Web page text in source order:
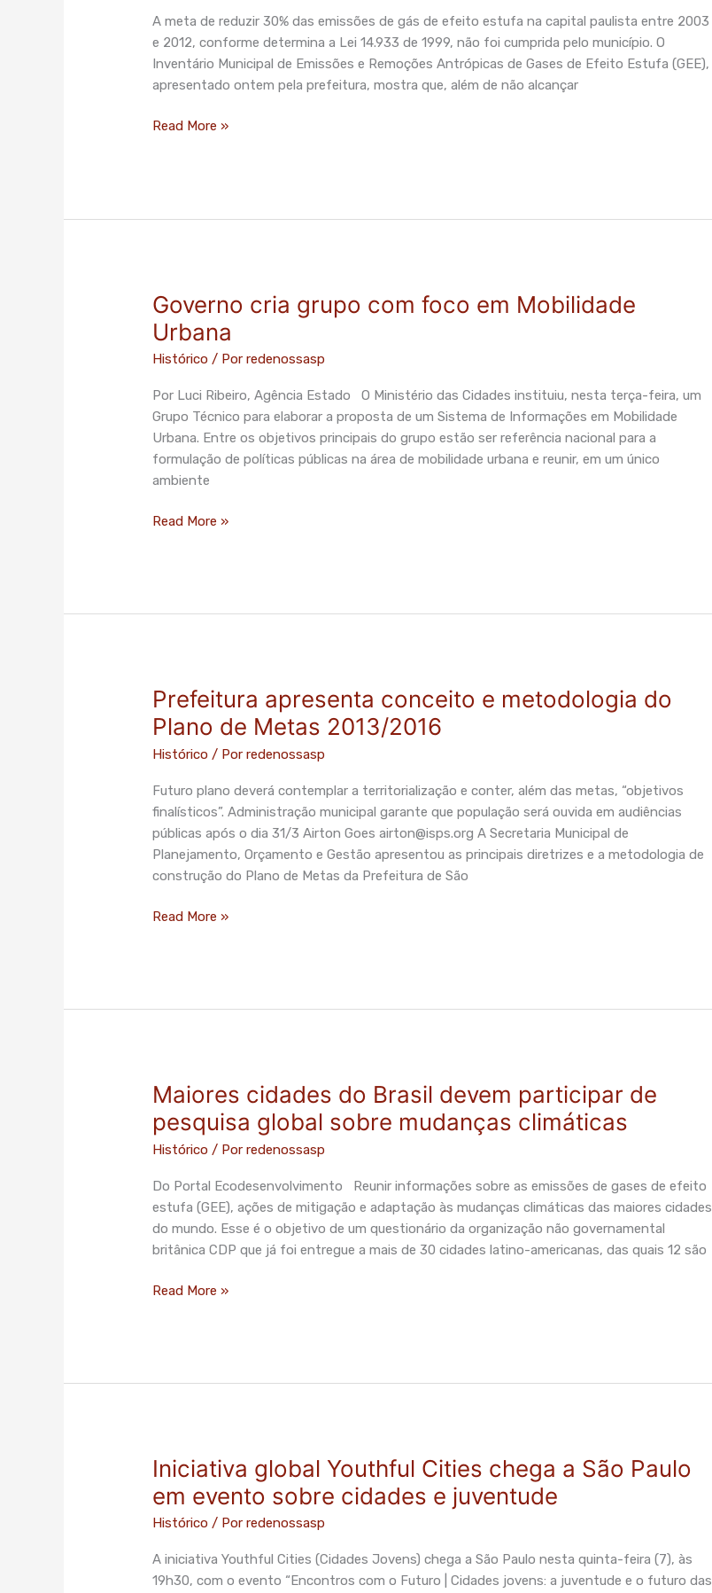
A meta de reduzir 30% das emissões de gás de efeito estufa na capital paulista entre 2003
e 2012, conforme determina a Lei 14.933 de 1999, não foi cumprida pelo município. O
Inventário Municipal de Emissões e Remoções Antrópicas de Gases de Efeito Estufa (GEE),
apresentado ontem pela prefeitura, mostra que, além de não alcançar
emissões
em
Read More »
Governo cria grupo com foco em Mobilidade
Urbana
Histórico / Porredenossasp
Por Luci Ribeiro, Agência Estado O Ministério das Cidades instituiu, nesta terça-feira, um
Grupo Técnico para elaborar a proposta de um Sistema de Informações em Mobilidade
Urbana. Entre os objetivos principais do grupo estão ser referência nacional para a
formulação de políticas públicas na área de mobilidade urbana e reunir, em um único
ambiente
Governo
cria
grupo
com
Mobilidade
Read More »
Prefeitura apresenta conceito e metodologia do
Plano de Metas 2013/2016
Histórico / Porredenossasp
Futuro plano deverá contemplar a territorialização e conter, além das metas, “objetivos
finalísticos”. Administração municipal garante que população será ouvida em audiências
públicas após o dia 31/3 Airton Goesairton@isps.org A Secretaria Municipal de
Planejamento, Orçamento e Gestão apresentou as principais diretrizes e a metodologia de
construção do Plano de Metas da Prefeitura de São
Prefeitura
apresenta
conceito
e
de
Metas
2013/2016
Read More »
Maiores cidades do Brasil devem participar de
pesquisa global sobre mudanças climáticas
Histórico / Porredenossasp
Do Portal Ecodesenvolvimento Reunir informações sobre as emissões de gases de efeito
estufa (GEE), ações de mitigação e adaptação às mudanças climáticas das maiores cidades
do mundo. Esse é o objetivo de um questionário da organização não governamental
britânica CDP que já foi entregue a mais de 30 cidades latino-americanas, das quais 12 são
Maiores
do
Brasil
sobre
Read More »
Iniciativa global Youthful Cities chega a São Paulo
em evento sobre cidades e juventude
Histórico / Porredenossasp
A iniciativa Youthful Cities (Cidades Jovens) chega a São Paulo nesta quinta-feira (7), às
19h30, com o evento “Encontros com o Futuro | Cidades jovens: a juventude e o futuro das
Iniciativa
Youthful
Cities